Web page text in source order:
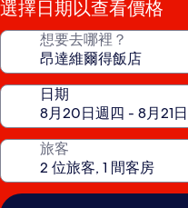
宿
選擇日期以查看價格
想要去哪裡？
日期
旅客